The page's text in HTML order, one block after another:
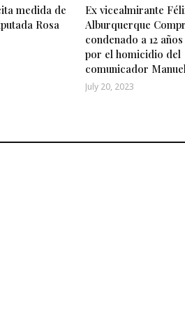
medida de
Rosa
Ex vicealmirante
Alburquerque
condenado a 12
por el homicidio del
comunicador
July 20, 2023